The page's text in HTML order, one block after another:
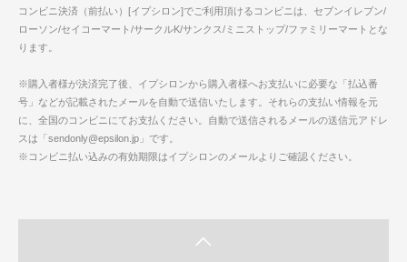
コンビニ決済（前払い）[イプシロン]でご利用頂けるコンビニは、セブンイレブン/
ローソン/セイコーマート/サークルK/サンクス/ミニストップ/ファミリーマートとな
ります。
※購入者様が決済完了後、イプシロンから購入者様へお支払いに必要な「払込番
号」などが記載されたメールを自動で送信いたします。それらの支払い情報を元
に、全国のコンビニにてお支払ください。自動で送信されるメールの送信元アドレ
スは「sendonly@epsilon.jp」です。
※コンビニ払い込みの有効期限はイプシロンのメールよりご確認ください。